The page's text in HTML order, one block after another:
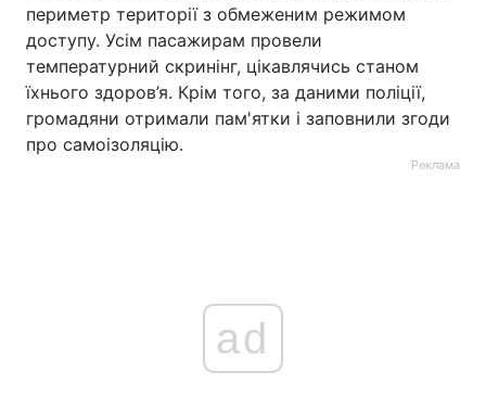
периметр території з обмеженим режимом
доступу. Усім пасажирам провели
температурний скринінг, цікавлячись станом
їхнього здоров’я. Крім того, за даними поліції,
громадяни отримали пам'ятки і заповнили згоди
про самоізоляцію.
Реклама
ad